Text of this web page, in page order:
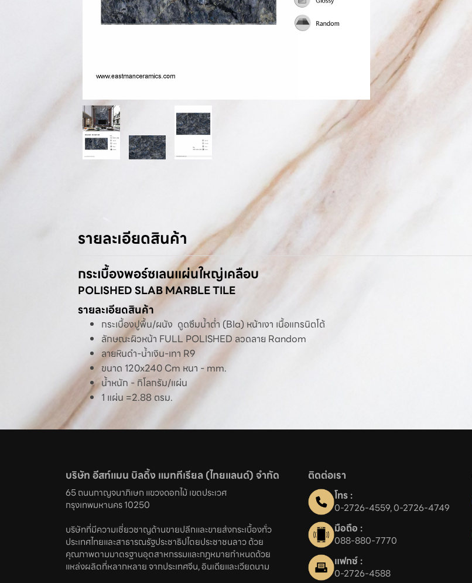
รายละเอียดสินค้า
กระเบื้องพอร์ซเลนแผ่นใหญ่เคลือบ
POLISHED SLAB MARBLE TILE
รายละเอียดสินค้า
กระเบื้องปูพื้น/ผนัง ดูดซึมน้ำต่ำ (BIa) หน้าเงา เนื้อแกรนิตโต้
ลักษณะผิวหน้า FULL POLISHED ลวดลาย Random
ลายหินดำ-น้ำเงิน-เทา R9
ขนาด 120x240 Cm หนา - mm.
น้ำหนัก - กิโลกรัม/แผ่น
1 แผ่น =2.88 ตรม.
บริษัท อีสท์แมน บิลดิ้ง แมททีเรียล (ไทยแลนด์) จำกัด
65 ถนนกาญจนาภิเษก แขวงดอกไม้ เขตประเวศ
กรุงเทพมหานคร 10250
บริษัทที่มีความเชี่ยวชาญด้านขายปลีกและขายส่งกระเบื้องทั่ว
ประเทศไทยและสาธารณรัฐประชาธิปไตยประชาชนลาว ด้วย
คุณภาพตามมาตรฐานอุตสาหกรรมและกฎหมายกำหนดด้วย
แหล่งผลิตที่หลากหลาย จากประเทศจีน, อินเดียและเวียดนาม
ติดต่อเรา
โทร :
0-2726-4559, 0-2726-4749
มือถือ :
088-880-7770
แฟกซ์ :
0-2726-4588